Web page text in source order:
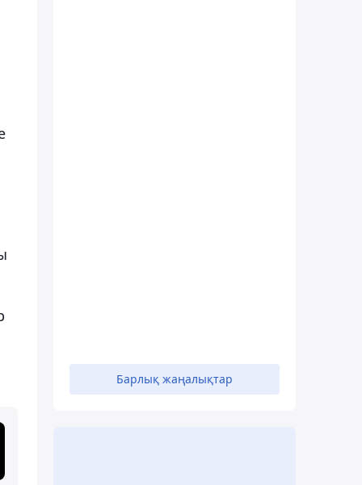
Барлық жаңалықтар